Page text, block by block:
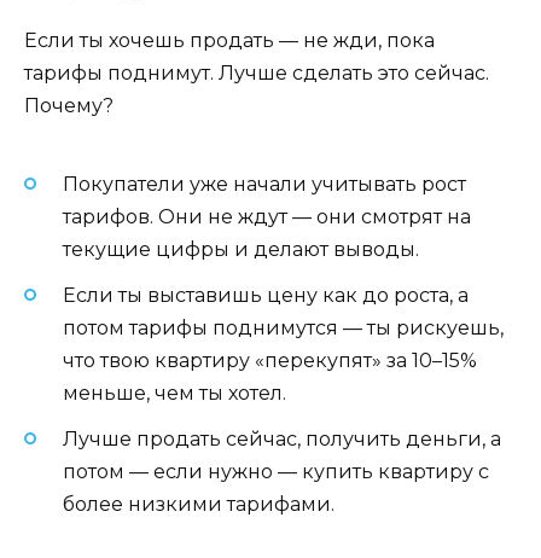
Если ты хочешь продать — не жди, пока
тарифы поднимут. Лучше сделать это сейчас.
Почему?
Покупатели уже начали учитывать рост
тарифов. Они не ждут — они смотрят на
текущие цифры и делают выводы.
Если ты выставишь цену как до роста, а
потом тарифы поднимутся — ты рискуешь,
что твою квартиру «перекупят» за 10–15%
меньше, чем ты хотел.
Лучше продать сейчас, получить деньги, а
потом — если нужно — купить квартиру с
более низкими тарифами.